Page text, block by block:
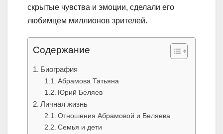
скрытые чувства и эмоции, сделали его
любимцем миллионов зрителей.
Содержание
Биография
Абрамова Татьяна
Юрий Беляев
Личная жизнь
Отношения Абрамовой и Беляева
Семья и дети